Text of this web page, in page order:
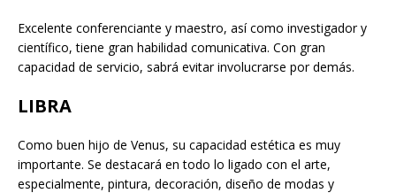
Excelente conferenciante y maestro, así como investigador y
científico, tiene gran habilidad comunicativa. Con gran
capacidad de servicio, sabrá evitar involucrarse por demás.
LIBRA
Como buen hijo de Venus, su capacidad estética es muy
importante. Se destacará en todo lo ligado con el arte,
especialmente, pintura, decoración, diseño de modas y